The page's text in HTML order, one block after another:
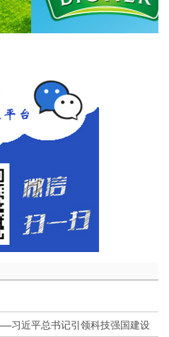
习近平总书记引领科技强国建设